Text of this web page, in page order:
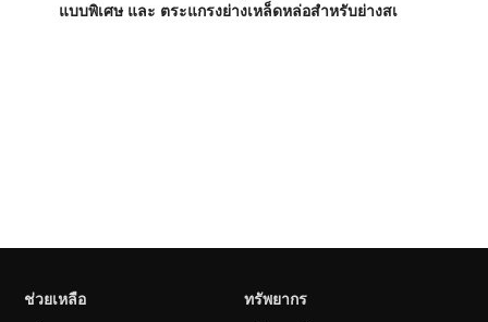
แบบพิเศษ และ ตระแกรงย่างเหล็ดหล่อสำหรับย่างสเ
ช่วยเหลือ ทรัพยากร